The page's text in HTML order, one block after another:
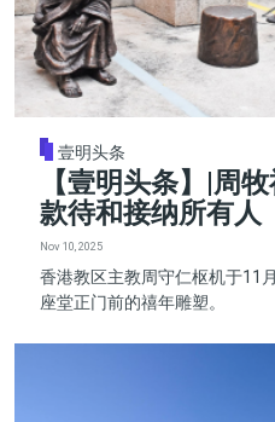
壹明头条
【壹明头条】|周
款待和接纳所有人
Nov 10, 2025
香港教区主教周守仁枢机于11
座堂正门前的禧年雕塑。